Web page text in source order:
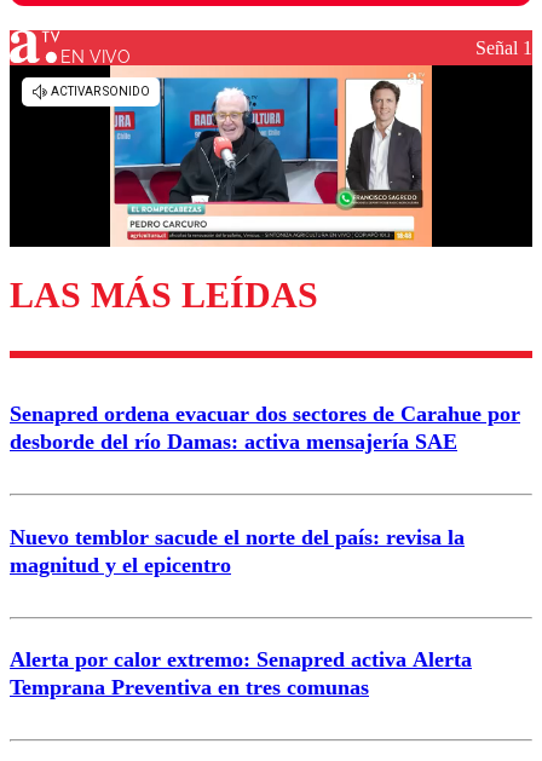
Los comentarios son moderados para garantizar un
diálogo respetuoso.
Enviar comentario
EN VIVO Señal 1
LAS MÁS LEÍDAS
Senapred ordena evacuar dos sectores de Carahue por
desborde del río Damas: activa mensajería SAE
Nuevo temblor sacude el norte del país: revisa la
magnitud y el epicentro
Alerta por calor extremo: Senapred activa Alerta
Temprana Preventiva en tres comunas